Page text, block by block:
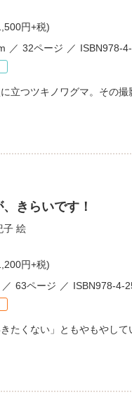
円+税)
32ページ ISBN978-
立つツキノワグマ。その
きらいです！
子 絵
円+税)
63ページ ISBN978-4-
たくない」ともやもやし